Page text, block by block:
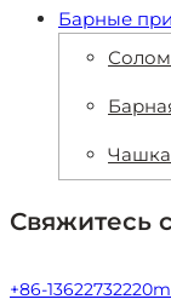
Барные
Свяжитесь
+86-13622732220